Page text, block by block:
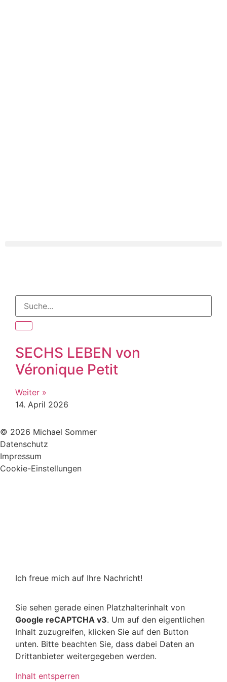
SECHS LEBEN von
Véronique Petit
Weiter »
14. April 2026
© 2026 Michael Sommer
Datenschutz
Impressum
Cookie-Einstellungen
Ich freue mich auf Ihre Nachricht!
Sie sehen gerade einen Platzhalterinhalt von
Google reCAPTCHA v3. Um auf den eigentlichen
Inhalt zuzugreifen, klicken Sie auf den Button
unten. Bitte beachten Sie, dass dabei Daten an
Drittanbieter weitergegeben werden.
Inhalt entsperren